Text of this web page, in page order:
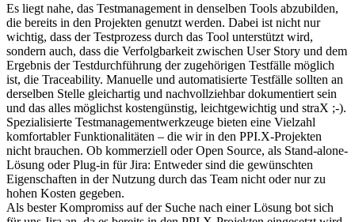
Es liegt nahe, das Testmanagement in denselben Tools abzubilden,
die bereits in den Projekten genutzt werden. Dabei ist nicht nur
wichtig, dass der Testprozess durch das Tool unterstützt wird,
sondern auch, dass die Verfolgbarkeit zwischen User Story und dem
Ergebnis der Testdurchführung der zugehörigen Testfälle möglich
ist, die Traceability. Manuelle und automatisierte Testfälle sollten an
derselben Stelle gleichartig und nachvollziehbar dokumentiert sein
und das alles möglichst kostengünstig, leichtgewichtig und straX ;-).
Spezialisierte Testmanagementwerkzeuge bieten eine Vielzahl
komfortabler Funktionalitäten – die wir in den PPI.X-Projekten
nicht brauchen. Ob kommerziell oder Open Source, als Stand-alone-
Lösung oder Plug-in für Jira: Entweder sind die gewünschten
Eigenschaften in der Nutzung durch das Team nicht oder nur zu
hohen Kosten gegeben.
Als bester Kompromiss auf der Suche nach einer Lösung bot sich